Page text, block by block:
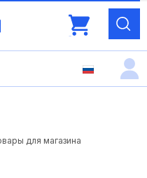
для магазина